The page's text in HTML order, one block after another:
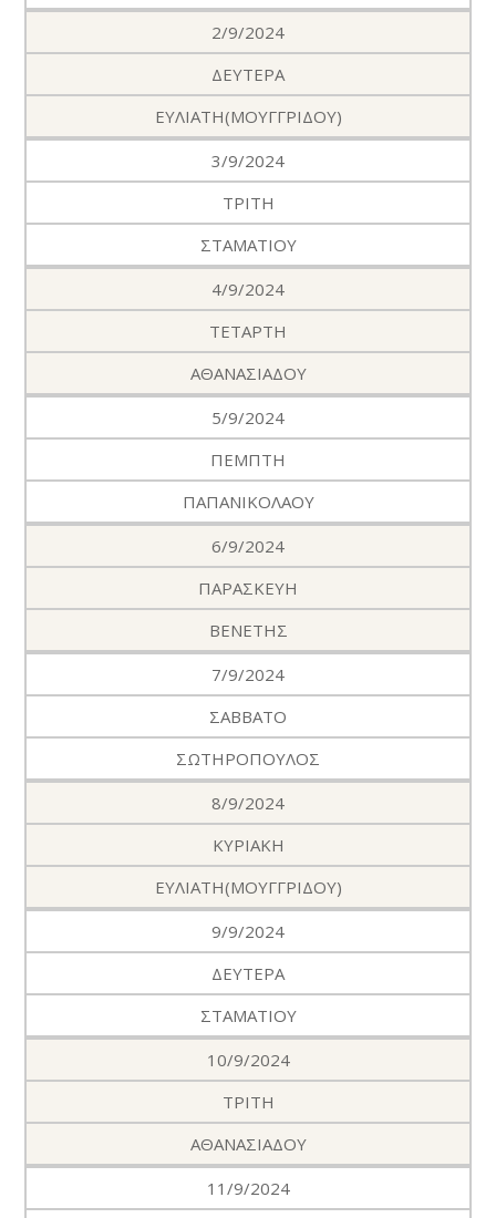
2/9/2024
ΔΕΥΤΕΡΑ
ΕΥΛΙΑΤΗ(ΜΟΥΓΓΡΙΔΟΥ)
3/9/2024
ΤΡΙΤΗ
ΣΤΑΜΑΤΙΟΥ
4/9/2024
ΤΕΤΑΡΤΗ
ΑΘΑΝΑΣΙΑΔΟΥ
5/9/2024
ΠΕΜΠΤΗ
ΠΑΠΑΝΙΚΟΛΑΟΥ
6/9/2024
ΠΑΡΑΣΚΕΥΗ
ΒΕΝΕΤΗΣ
7/9/2024
ΣΑΒΒΑΤΟ
ΣΩΤΗΡΟΠΟΥΛΟΣ
8/9/2024
ΚΥΡΙΑΚΗ
ΕΥΛΙΑΤΗ(ΜΟΥΓΓΡΙΔΟΥ)
9/9/2024
ΔΕΥΤΕΡΑ
ΣΤΑΜΑΤΙΟΥ
10/9/2024
ΤΡΙΤΗ
ΑΘΑΝΑΣΙΑΔΟΥ
11/9/2024